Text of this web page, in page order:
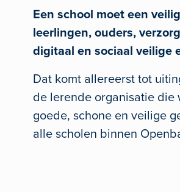
Een school moet een
leerlingen, ouders,
digitaal en sociaal veilige
Dat komt allereerst tot
de lerende organisatie die
goede, schone en veilige
alle scholen binnen